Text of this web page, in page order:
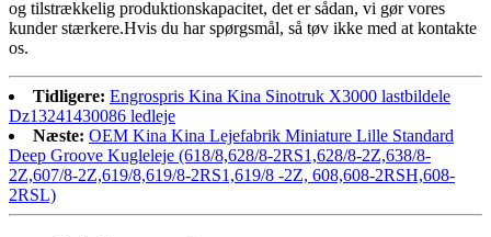
og tilstrækkelig produktionskapacitet, det er sådan, vi gør vores
kunder stærkere.Hvis du har spørgsmål, så tøv ikke med at kontakte
os.
Tidligere: Engrospris Kina Kina Sinotruk X3000 lastbildele
Dz13241430086 ledleje
Næste: OEM Kina Kina Lejefabrik Miniature Lille Standard
Deep Groove Kugleleje (618/8,628/8-2RS1,628/8-2Z,638/8-
2Z,607/8-2Z,619/8,619/8-2RS1,619/8 -2Z, 608,608-2RSH,608-
2RSL)